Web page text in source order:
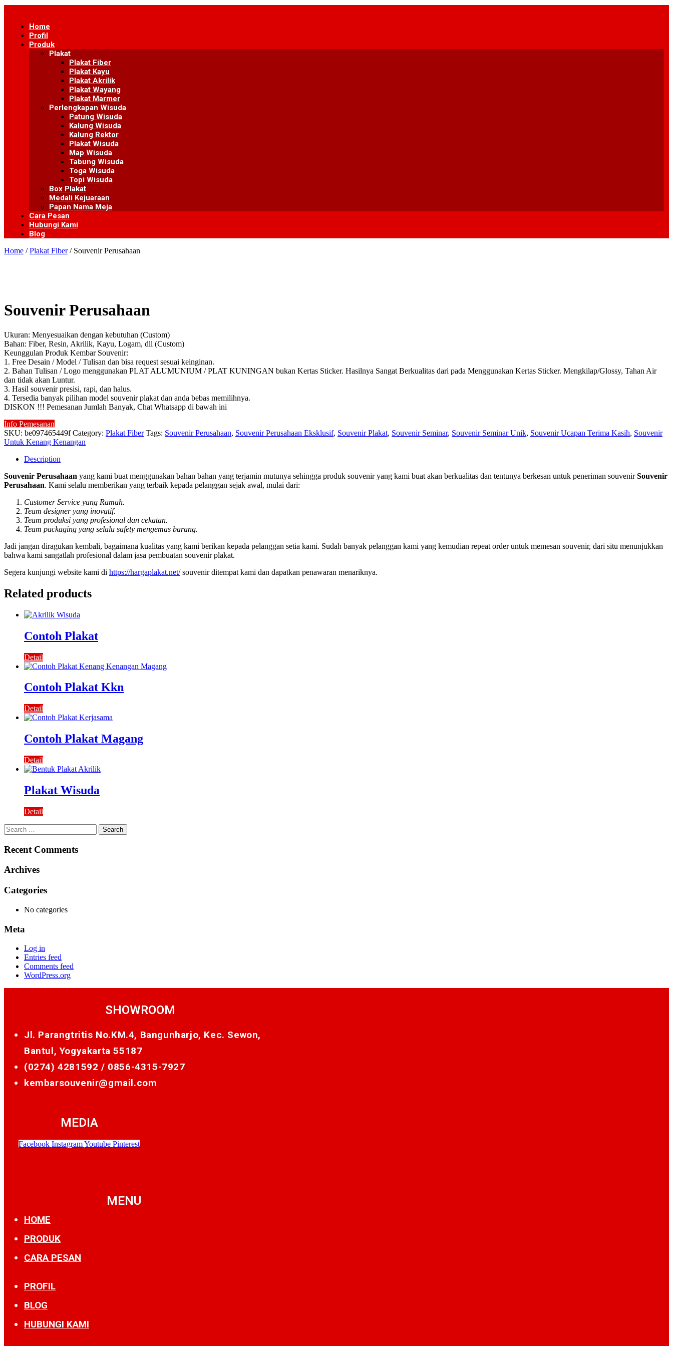
content
Home
Profil
Produk
Plakat
Plakat Fiber
Plakat Kayu
Plakat Akrilik
Plakat Wayang
Plakat Marmer
Perlengkapan Wisuda
Patung Wisuda
Kalung Wisuda
Kalung Rektor
Plakat Wisuda
Map Wisuda
Tabung Wisuda
Toga Wisuda
Topi Wisuda
Box Plakat
Medali Kejuaraan
Papan Nama Meja
Cara Pesan
Hubungi Kami
Blog
Home /Plakat Fiber/ Souvenir Perusahaan
Souvenir Perusahaan
Ukuran: Menyesuaikan dengan kebutuhan (Custom)
Bahan: Fiber, Resin, Akrilik, Kayu, Logam, dll (Custom)
Keunggulan Produk Kembar Souvenir:
1. Free Desain / Model / Tulisan dan bisa request sesuai keinginan.
2. Bahan Tulisan / Logo menggunakan PLAT ALUMUNIUM / PLAT KUNINGAN bukan Kertas Sticker. Hasilnya Sangat Berkualitas dari pada Menggunakan Kertas Sticker. Mengkilap/Glossy, Tahan Air
dan tidak akan Luntur.
3. Hasil souvenir presisi, rapi, dan halus.
4. Tersedia banyak pilihan model souvenir plakat dan anda bebas memilihnya.
DISKON !!! Pemesanan Jumlah Banyak, Chat Whatsapp di bawah ini
Info Pemesanan
SKU: be097465449f Category: Plakat Fiber Tags: Souvenir Perusahaan, Souvenir Perusahaan Eksklusif, Souvenir Plakat, Souvenir Seminar, Souvenir Seminar Unik, Souvenir Ucapan Terima Kasih, Souvenir
Untuk Kenang Kenangan
Description
Souvenir Perusahaan yang kami buat menggunakan bahan bahan yang terjamin mutunya sehingga produk souvenir yang kami buat akan berkualitas dan tentunya berkesan untuk peneriman souvenirSouvenir
Perusahaan. Kami selalu memberikan yang terbaik kepada pelanggan sejak awal, mulai dari:
Customer Service yang Ramah.
Team designer yang inovatif.
Team produksi yang profesional dan cekatan.
Team packaging yang selalu safety mengemas barang.
Jadi jangan diragukan kembali, bagaimana kualitas yang kami berikan kepada pelanggan setia kami. Sudah banyak pelanggan kami yang kemudian repeat order untuk memesan souvenir, dari situ menunjukkan
bahwa kami sangatlah profesional dalam jasa pembuatan souvenir plakat.
Segera kunjungi website kami di https://hargaplakat.net/souvenir ditempat kami dan dapatkan penawaran menariknya.
Related products
Contoh Plakat
Detail
Contoh Plakat Kkn
Detail
Contoh Plakat Magang
Detail
Plakat Wisuda
Detail
Search
for:
Recent Comments
Archives
Categories
No categories
Meta
Log in
Entries feed
Comments feed
WordPress.org
SHOWROOM
Jl. Parangtritis No.KM.4, Bangunharjo, Kec. Sewon,
Bantul, Yogyakarta 55187
(0274) 4281592 / 0856-4315-7927
kembarsouvenir@gmail.com
MEDIA
Facebook Instagram Youtube Pinterest
MENU
HOME
PRODUK
CARA PESAN
PROFIL
BLOG
HUBUNGI KAMI